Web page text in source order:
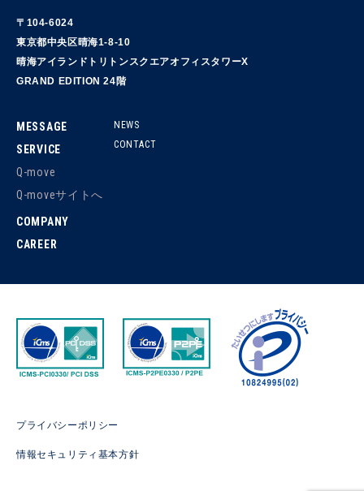
〒104-6024
東京都中央区晴海1-8-10
晴海アイランドトリトンスクエアオフィスタワーX
GRAND EDITION 24階
MESSAGE
SERVICE
Q-move
Q-moveサイトへ
COMPANY
CAREER
NEWS
CONTACT
プライバシーポリシー
情報セキュリティ基本方針